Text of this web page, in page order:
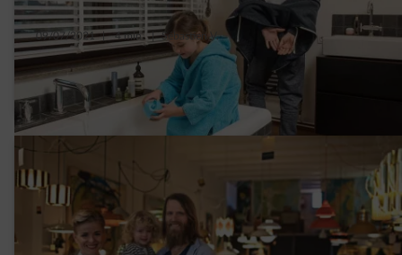
09/07/2021 | 4 min. | Sébastien V.
10 astuces pour diminuer sa consommation
d’eau